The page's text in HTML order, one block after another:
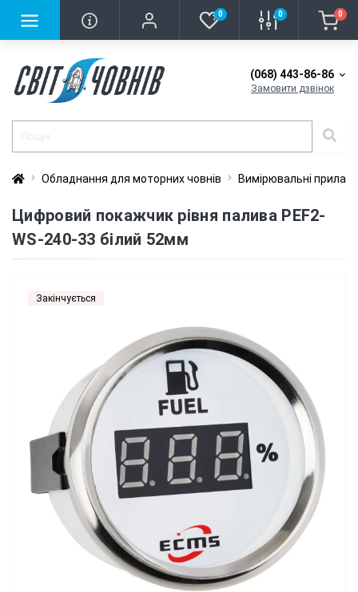
0 0 0
(068) 443-86-86
Замовити дзвінок
Обладнання для моторних човнів Вимірювальні
Цифровий покажчик рівня палива PEF2-
WS-240-33 білий 52мм
Закінчується